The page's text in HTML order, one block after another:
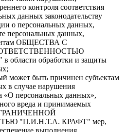
контроля соответствия
данных законодательству
о персональных данных,
персональных данных,
ОБЩЕСТВА С
обработки и защиты
может быть причинен субъектам
в случае нарушения
«О персональных данных»,
вреда и принимаемых
"П.И.Н.Т.А. КРАФТ" мер,
выполнения